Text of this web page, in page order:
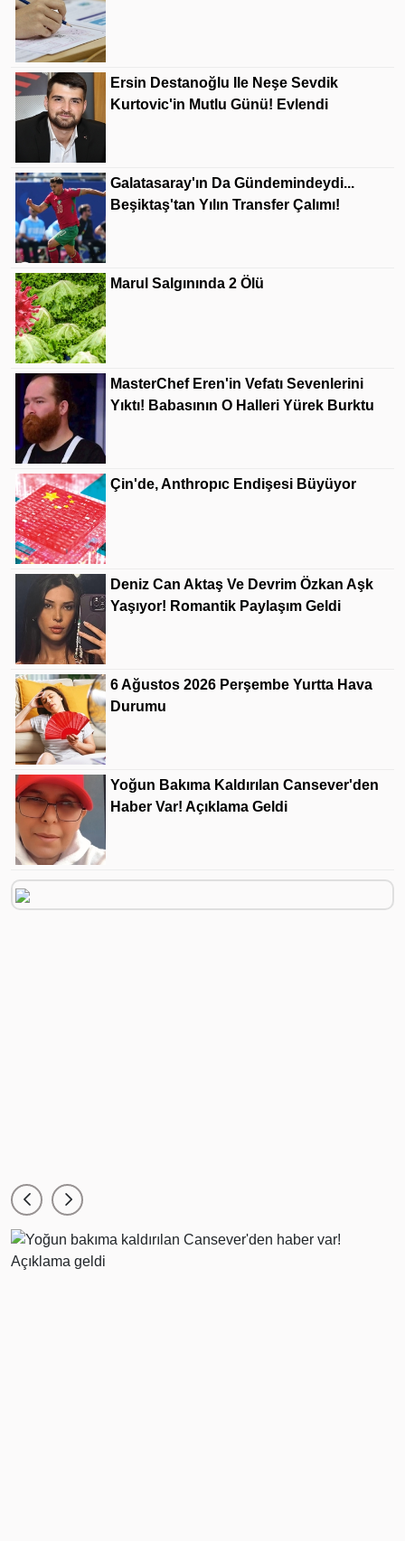
Ersin Destanoğlu Ile Neşe Sevdik
Kurtovic'in Mutlu Günü! Evlendi
Galatasaray'ın Da Gündemindeydi...
Beşiktaş'tan Yılın Transfer Çalımı!
Marul Salgınında 2 Ölü
MasterChef Eren'in Vefatı Sevenlerini
Yıktı! Babasının O Halleri Yürek Burktu
Çin'de, Anthropıc Endişesi Büyüyor
Deniz Can Aktaş Ve Devrim Özkan Aşk
Yaşıyor! Romantik Paylaşım Geldi
6 Ağustos 2026 Perşembe Yurtta Hava
Durumu
Yoğun Bakıma Kaldırılan Cansever'den
Haber Var! Açıklama Geldi